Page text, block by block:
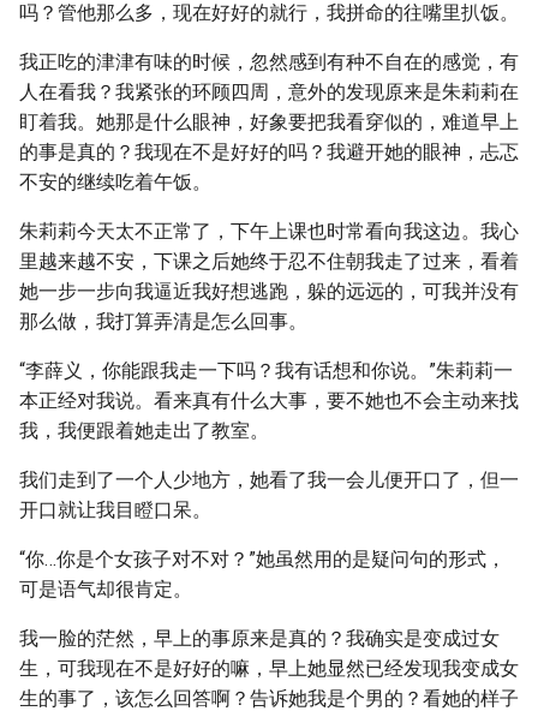
吗？管他那么多，现在好好的就行，我拼命的往嘴里扒饭。
我正吃的津津有味的时候，忽然感到有种不自在的感觉，有
人在看我？我紧张的环顾四周，意外的发现原来是朱莉莉在
盯着我。她那是什么眼神，好象要把我看穿似的，难道早上
的事是真的？我现在不是好好的吗？我避开她的眼神，忐忑
不安的继续吃着午饭。
朱莉莉今天太不正常了，下午上课也时常看向我这边。我心
里越来越不安，下课之后她终于忍不住朝我走了过来，看着
她一步一步向我逼近我好想逃跑，躲的远远的，可我并没有
那么做，我打算弄清是怎么回事。
“李薛义，你能跟我走一下吗？我有话想和你说。”朱莉莉一
本正经对我说。看来真有什么大事，要不她也不会主动来找
我，我便跟着她走出了教室。
我们走到了一个人少地方，她看了我一会儿便开口了，但一
开口就让我目瞪口呆。
“你…你是个女孩子对不对？”她虽然用的是疑问句的形式，
可是语气却很肯定。
我一脸的茫然，早上的事原来是真的？我确实是变成过女
生，可我现在不是好好的嘛，早上她显然已经发现我变成女
生的事了，该怎么回答啊？告诉她我是个男的？看她的样子